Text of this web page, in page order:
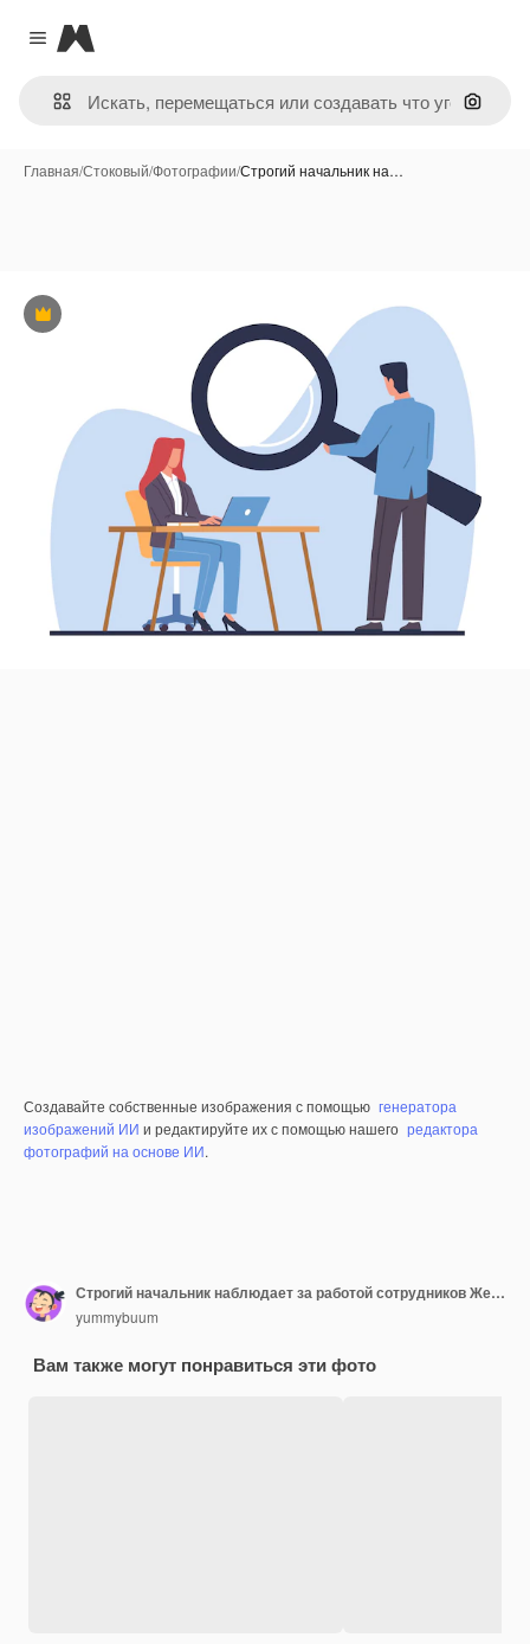
Close menu
Magnific
Поиск
Главная/Стоковый/Фотографии/Строгий начальник на…
Премиум
Создавайте собственные изображения с помощью генератора
изображений ИИ и редактируйте их с помощью нашего редактора
фотографий на основе ИИ.
Строгий начальник наблюдает за работой сотрудников Женщина работает на ноутбуке на рабочем месте Менеджер держит увеличительное стекло Менеджеры контролируют мультфильм плоская изолированная векторная концепция надзора
yummybuum
Вам также могут понравиться эти фото